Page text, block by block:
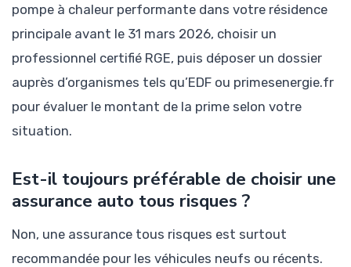
pompe à chaleur performante dans votre résidence
principale avant le 31 mars 2026, choisir un
professionnel certifié RGE, puis déposer un dossier
auprès d’organismes tels qu’EDF ou primesenergie.fr
pour évaluer le montant de la prime selon votre
situation.
Est-il toujours préférable de choisir une
assurance auto tous risques ?
Non, une assurance tous risques est surtout
recommandée pour les véhicules neufs ou récents.